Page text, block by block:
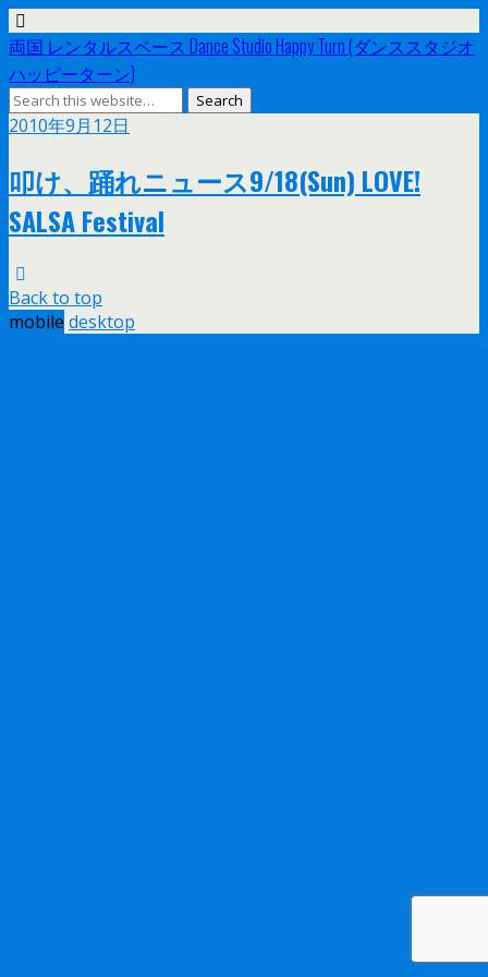
両国 レンタルスペース Dance Studio Happy Turn (ダンススタジオ
ハッピーターン)
2010年9月12日
叩け、踊れニュース9/18(Sun) LOVE!
SALSA Festival
Back to top
mobile desktop